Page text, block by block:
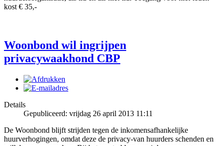
kost € 35,-
Woonbond wil ingrijpen
privacywaakhond CBP
Details
Gepubliceerd: vrijdag 26 april 2013 11:11
De Woonbond blijft strijden tegen de inkomensafhankelijke
huurverhogingen, omdat deze de privacy-van huurders schenden en